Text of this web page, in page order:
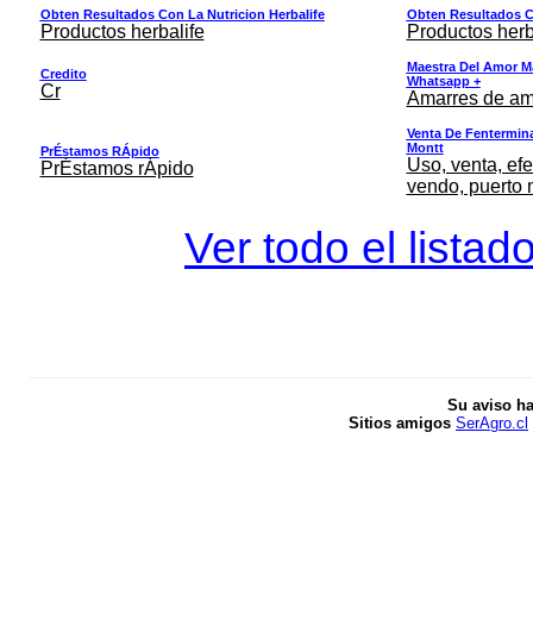
Obten Resultados Con La Nutricion Herbalife
Productos herbalife
Obten Resultados
Productos
Credito
Cr
Maestra Del Amor
Whatsapp +
Amarres de
PrÉstamos RÁpido
PrÉstamos rÁpido
Venta De
Montt
Uso, venta,
vendo, puerto
Ver todo el
Su aviso
Sitios amigos SerAgro.cl